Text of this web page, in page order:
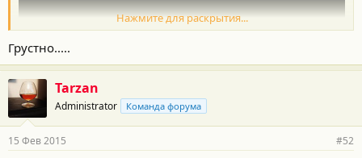
Было? здесь наиболее наглядно
Нажмите для раскрытия...
Грустно.....
Tarzan
Administrator Команда форума
15 Фев 2015 #52